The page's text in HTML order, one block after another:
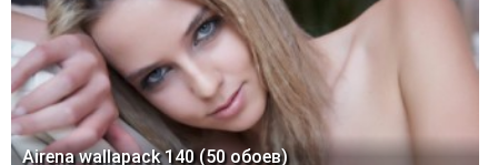
Airena wallapack 140 (50 обоев)